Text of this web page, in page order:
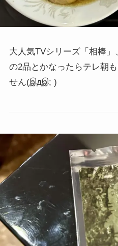
大人気TVシリーズ「相棒
の2品とかなったらテレ朝
せん(இдஇ; )